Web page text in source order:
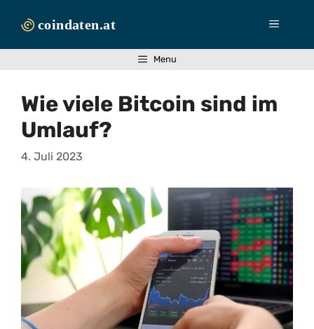
Inhalt
Menü
Menu
Wie viele Bitcoin sind im
Umlauf?
4. Juli 2023